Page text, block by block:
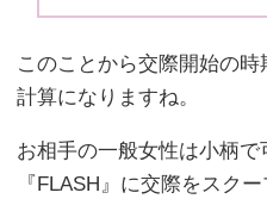
このことから交際開始の
計算になりますね。
お相手の一般女性は小柄
『FLASH』に交際をスク